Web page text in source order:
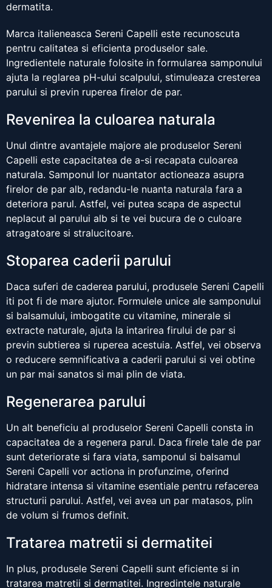
dermatita.
Marca italieneasca Sereni Capelli este recunoscuta
pentru calitatea si eficienta produselor sale.
Ingredientele naturale folosite in formularea samponului
ajuta la reglarea pH-ului scalpului, stimuleaza cresterea
parului si previn ruperea firelor de par.
Revenirea la culoarea naturala
Unul dintre avantajele majore ale produselor Sereni
Capelli este capacitatea de a-si recapata culoarea
naturala. Samponul lor nuantator actioneaza asupra
firelor de par alb, redandu-le nuanta naturala fara a
deteriora parul. Astfel, vei putea scapa de aspectul
neplacut al parului alb si te vei bucura de o culoare
atragatoare si stralucitoare.
Stoparea caderii parului
Daca suferi de caderea parului, produsele Sereni Capelli
iti pot fi de mare ajutor. Formulele unice ale samponului
si balsamului, imbogatite cu vitamine, minerale si
extracte naturale, ajuta la intarirea firului de par si
previn subtierea si ruperea acestuia. Astfel, vei observa
o reducere semnificativa a caderii parului si vei obtine
un par mai sanatos si mai plin de viata.
Regenerarea parului
Un alt beneficiu al produselor Sereni Capelli consta in
capacitatea de a regenera parul. Daca firele tale de par
sunt deteriorate si fara viata, samponul si balsamul
Sereni Capelli vor actiona in profunzime, oferind
hidratare intensa si vitamine esentiale pentru refacerea
structurii parului. Astfel, vei avea un par matasos, plin
de volum si frumos definit.
Tratarea matretii si dermatitei
In plus, produsele Sereni Capelli sunt eficiente si in
tratarea matretii si dermatitei. Ingredintele naturale